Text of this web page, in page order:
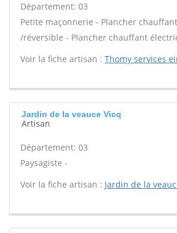
Département: 03
Petite maçonnerie - Plancher
/réversible - Plancher chauffant
Voir la fiche artisan : Thomy services
Jardin de la veauce Vicq
Artisan
Département: 03
Paysagiste -
Voir la fiche artisan : Jardin de la